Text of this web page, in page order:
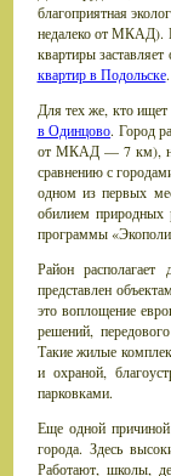
благоприятная
недалеко от МКАД).
квартиры
квартир в Подольске.
Для тех же, кто
в Одинцово. Город
от МКАД — 7 км), но
сравнению с
одном из первых
обилием природных
программы
Район
представлен
это воплощение
решений,
Такие жилые
и охраной,
парковками.
Еще одной причиной
города. Здесь
Работают, школы,